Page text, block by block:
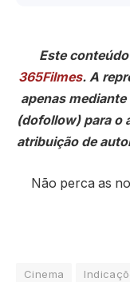
Este
365Filmes. A
apenas
(dofollow) para o
atribuição de
Não perca as
Cinema